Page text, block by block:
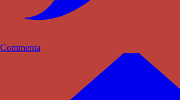
Commenta